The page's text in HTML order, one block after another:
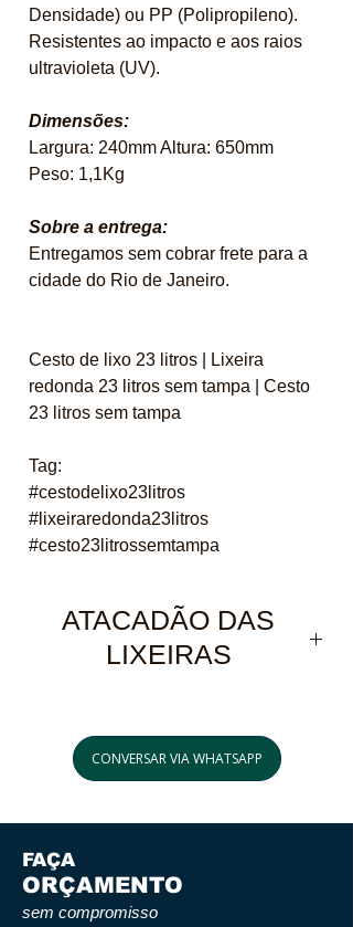
Densidade) ou PP (Polipropileno).
Resistentes ao impacto e aos raios
ultravioleta (UV).
Dimensões:
Largura: 240mm Altura: 650mm
Peso: 1,1Kg
Sobre a entrega:
Entregamos sem cobrar frete para a
cidade do Rio de Janeiro.
Cesto de lixo 23 litros | Lixeira
redonda 23 litros sem tampa | Cesto
23 litros sem tampa
Tag:
#cestodelixo23litros
#lixeiraredonda23litros
#cesto23litrossemtampa
ATACADÃO DAS
LIXEIRAS
Ligue Agora:
(21) 97589-7041
CONVERSAR VIA WHATSAPP
FAÇA
ORÇAMENTO
sem compromisso